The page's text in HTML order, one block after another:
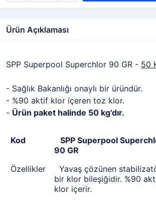
Ürün Açıklaması
SPP Superpool Superchlor 90 GR - 50
- Sağlık Bakanlığı onaylı bir üründür.
- %90 aktif klor içeren toz klor.
- Ürün paket halinde 50 kg'dır.
Kod
SPP Superpool
90 GR
Özellikler
Yavaş çözünen
bir klor bileşiğidir. %90
klor içerir.